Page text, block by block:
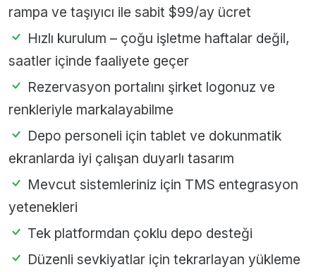
rampa ve taşıyıcı ile sabit $99/ay ücret
Hızlı kurulum – çoğu işletme haftalar değil,
saatler içinde faaliyete geçer
Rezervasyon portalını şirket logonuz ve
renkleriyle markalayabilme
Depo personeli için tablet ve dokunmatik
ekranlarda iyi çalışan duyarlı tasarım
Mevcut sistemleriniz için TMS entegrasyon
yetenekleri
Tek platformdan çoklu depo desteği
Düzenli sevkiyatlar için tekrarlayan yükleme